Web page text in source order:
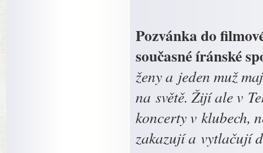
Pozvánka do
současné íránské
ženy a jeden muž
na světě. Žijí ale v
koncerty v klubech,
zakazují a vytlačují